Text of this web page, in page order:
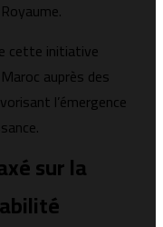
cette initiative
auprès des
l’émergence
sur la